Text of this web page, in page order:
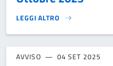
LEGGI ALTRO
PROGETTO "COMUNITÀ
AVVISO 04 SET 2025